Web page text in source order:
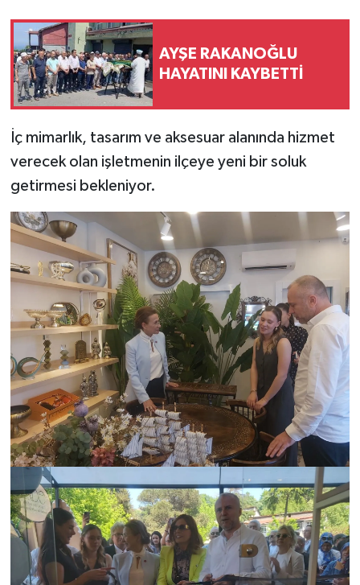
AYŞE RAKANOĞLU
HAYATINI KAYBETTİ
İç mimarlık, tasarım ve aksesuar alanında hizmet
verecek olan işletmenin ilçeye yeni bir soluk
getirmesi bekleniyor.